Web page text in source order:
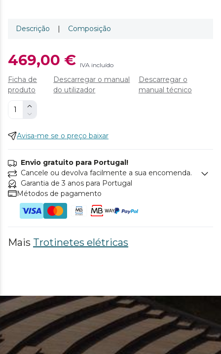
Descrição | Composição
469,00 € IVA incluído
Ficha de
produto
Descarregar o manual
do utilizador
Descarregar o
manual técnico
Avisa-me se o preço baixar
Envio gratuito para Portugal!
Cancele ou devolva facilmente a sua encomenda.
Garantia de 3 anos para Portugal
Métodos de pagamento
Mais Trotinetes elétricas